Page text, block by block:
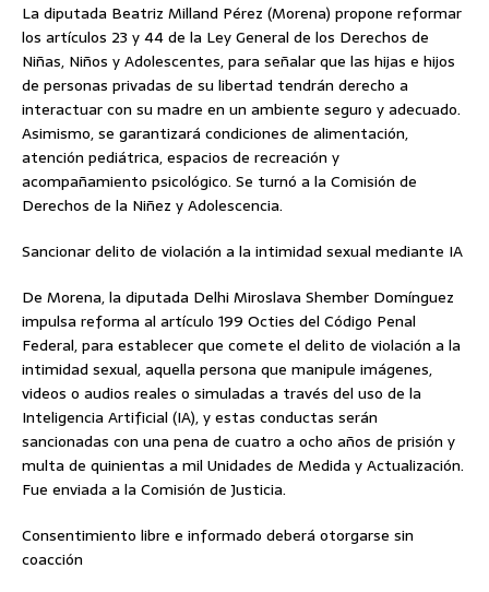
La diputada Beatriz Milland Pérez (Morena) propone reformar
los artículos 23 y 44 de la Ley General de los Derechos de
Niñas, Niños y Adolescentes, para señalar que las hijas e hijos
de personas privadas de su libertad tendrán derecho a
interactuar con su madre en un ambiente seguro y adecuado.
Asimismo, se garantizará condiciones de alimentación,
atención pediátrica, espacios de recreación y
acompañamiento psicológico. Se turnó a la Comisión de
Derechos de la Niñez y Adolescencia.
Sancionar delito de violación a la intimidad sexual mediante IA
De Morena, la diputada Delhi Miroslava Shember Domínguez
impulsa reforma al artículo 199 Octies del Código Penal
Federal, para establecer que comete el delito de violación a la
intimidad sexual, aquella persona que manipule imágenes,
videos o audios reales o simuladas a través del uso de la
Inteligencia Artificial (IA), y estas conductas serán
sancionadas con una pena de cuatro a ocho años de prisión y
multa de quinientas a mil Unidades de Medida y Actualización.
Fue enviada a la Comisión de Justicia.
Consentimiento libre e informado deberá otorgarse sin
coacción